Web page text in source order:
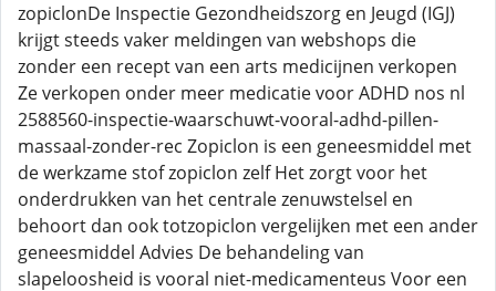
zopiclonDe Inspectie Gezondheidszorg en Jeugd (IGJ)
krijgt steeds vaker meldingen van webshops die
zonder een recept van een arts medicijnen verkopen
Ze verkopen onder meer medicatie voor ADHD nos nl
2588560-inspectie-waarschuwt-vooral-adhd-pillen-
massaal-zonder-rec Zopiclon is een geneesmiddel met
de werkzame stof zopiclon zelf Het zorgt voor het
onderdrukken van het centrale zenuwstelsel en
behoort dan ook totzopiclon vergelijken met een ander
geneesmiddel Advies De behandeling van
slapeloosheid is vooral niet-medicamenteus Voor een